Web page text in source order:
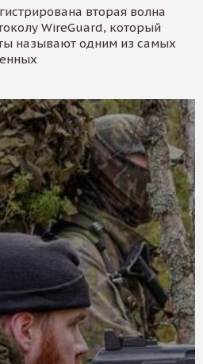
вторая волна
WireGuard, который
называют одним из самых